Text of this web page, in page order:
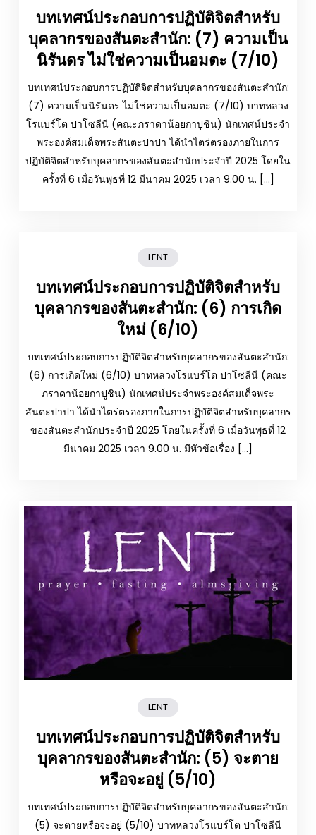
บทเทศน์ประกอบการปฏิบัติจิตสำหรับ
บุคลากรของสันตะสำนัก: (7) ความเป็น
นิรันดร ไม่ใช่ความเป็นอมตะ (7/10)
บทเทศน์ประกอบการปฏิบัติจิตสำหรับบุคลากรของสันตะสำนัก:
(7) ความเป็นนิรันดร ไม่ใช่ความเป็นอมตะ (7/10) บาทหลวง
โรแบร์โต ปาโซลีนี (คณะภราดาน้อยกาปูชิน) นักเทศน์ประจำ
พระองค์สมเด็จพระสันตะปาปา ได้นำไตร่ตรองภายในการ
ปฏิบัติจิตสำหรับบุคลากรของสันตะสำนักประจำปี 2025 โดยใน
ครั้งที่ 6 เมื่อวันพุธที่ 12 มีนาคม 2025 เวลา 9.00 น. […]
LENT
บทเทศน์ประกอบการปฏิบัติจิตสำหรับ
บุคลากรของสันตะสำนัก: (6) การเกิด
ใหม่ (6/10)
บทเทศน์ประกอบการปฏิบัติจิตสำหรับบุคลากรของสันตะสำนัก:
(6) การเกิดใหม่ (6/10) บาทหลวงโรแบร์โต ปาโซลีนี (คณะ
ภราดาน้อยกาปูชิน) นักเทศน์ประจำพระองค์สมเด็จพระ
สันตะปาปา ได้นำไตร่ตรองภายในการปฏิบัติจิตสำหรับบุคลากร
ของสันตะสำนักประจำปี 2025 โดยในครั้งที่ 6 เมื่อวันพุธที่ 12
มีนาคม 2025 เวลา 9.00 น. มีหัวข้อเรื่อง […]
LENT
บทเทศน์ประกอบการปฏิบัติจิตสำหรับ
บุคลากรของสันตะสำนัก: (5) จะตาย
หรือจะอยู่ (5/10)
บทเทศน์ประกอบการปฏิบัติจิตสำหรับบุคลากรของสันตะสำนัก:
(5) จะตายหรือจะอยู่ (5/10) บาทหลวงโรแบร์โต ปาโซลีนี